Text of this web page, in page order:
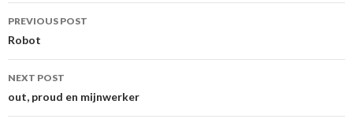
navigation
PREVIOUS POST
Robot
NEXT POST
out, proud en mijnwerker